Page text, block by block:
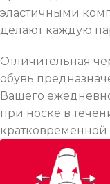
эластичными
делают каждую
Отличительная
обувь
Вашего
при носке в
кратковременной